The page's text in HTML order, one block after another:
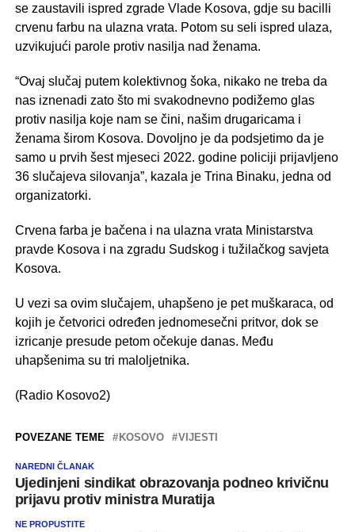
se zaustavili ispred zgrade Vlade Kosova, gdje su bacilli
crvenu farbu na ulazna vrata. Potom su seli ispred ulaza,
uzvikujući parole protiv nasilja nad ženama.
“Ovaj slučaj putem kolektivnog šoka, nikako ne treba da
nas iznenadi zato što mi svakodnevno podižemo glas
protiv nasilja koje nam se čini, našim drugaricama i
ženama širom Kosova. Dovoljno je da podsjetimo da je
samo u prvih šest mjeseci 2022. godine policiji prijavljeno
36 slučajeva silovanja”, kazala je Trina Binaku, jedna od
organizatorki.
Crvena farba je bačena i na ulazna vrata Ministarstva
pravde Kosova i na zgradu Sudskog i tužilačkog savjeta
Kosova.
U vezi sa ovim slučajem, uhapšeno je pet muškaraca, od
kojih je četvorici određen jednomesečni pritvor, dok se
izricanje presude petom očekuje danas. Među
uhapšenima su tri maloljetnika.
(Radio Kosovo2)
POVEZANE TEME KOSOVO VIJESTI
NAREDNI ČLANAK
Ujedinjeni sindikat obrazovanja podneo krivičnu
prijavu protiv ministra Muratija
NE PROPUSTITE